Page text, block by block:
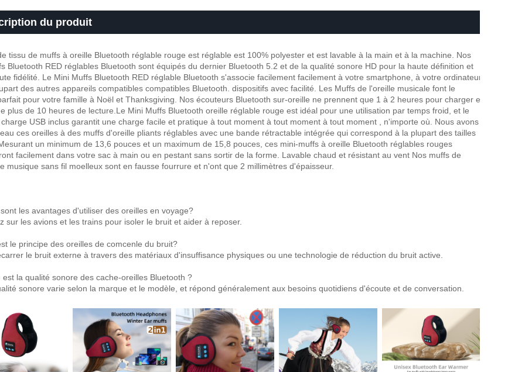
du produit
tissu de muffs à oreille Bluetooth réglable rouge est réglable est 100% polyester et est lavable à la main et à la machine. Nos
Bluetooth RED réglables Bluetooth sont équipés du dernier Bluetooth 5.2 et de la qualité sonore HD pour la haute définition et
fidélité. Le Mini Muffs Bluetooth RED réglable Bluetooth s'associe facilement facilement à votre smartphone, à votre ordinateur
des autres appareils compatibles compatibles Bluetooth. dispositifs avec facilité. Les Muffs de l'oreille musicale font le
pour votre famille à Noël et Thanksgiving. Nos écouteurs Bluetooth sur-oreille ne prennent que 1 à 2 heures pour charger et
plus de 10 heures de lecture.Le Mini Muffs Bluetooth oreille réglable rouge est idéal pour une utilisation par temps froid, et le
USB inclus garantit une charge facile et pratique à tout moment à tout moment à tout moment , n'importe où. Nous avons
ces oreilles à des muffs d'oreille pliants réglables avec une bande rétractable intégrée qui correspond à la plupart des tailles
un minimum de 13,6 pouces et un maximum de 15,8 pouces, ces mini-muffs à oreille Bluetooth réglables rouges
facilement dans votre sac à main ou en pestant sans sortir de la forme. Lavable chaud et résistant au vent Nos muffs de
musique sans fil moelleux sont en fausse fourrure et n'ont que 2 millimètres d'épaisseur.
les avantages d'utiliser des oreilles en voyage?
sur les avions et les trains pour isoler le bruit et aider à reposer.
le principe des oreilles de comcenle du bruit?
le bruit externe à travers des matériaux d'insuffisance physiques ou une technologie de réduction du bruit active.
est la qualité sonore des cache-oreilles Bluetooth ?
sonore varie selon la marque et le modèle, et répond généralement aux besoins quotidiens d'écoute et de conversation.